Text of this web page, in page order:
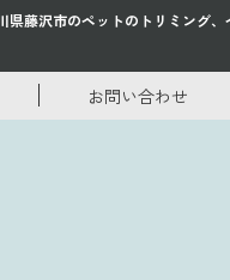
県藤沢市のペットのトリミング、
お問い合わせ